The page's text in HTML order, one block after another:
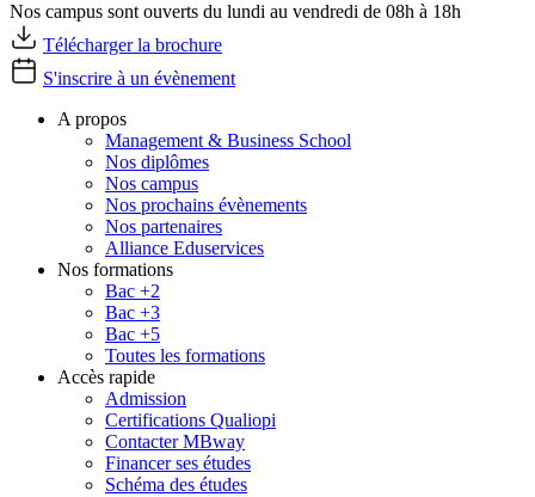
Nos campus sont ouverts du lundi au vendredi de 08h à 18h
Télécharger la brochure
S'inscrire à un évènement
A propos
Management & Business School
Nos diplômes
Nos campus
Nos prochains évènements
Nos partenaires
Alliance Eduservices
Nos formations
Bac +2
Bac +3
Bac +5
Toutes les formations
Accès rapide
Admission
Certifications Qualiopi
Contacter MBway
Financer ses études
Schéma des études